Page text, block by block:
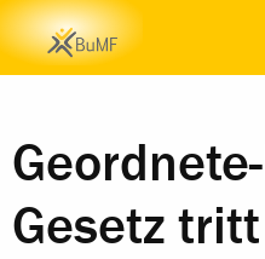
Gesetz